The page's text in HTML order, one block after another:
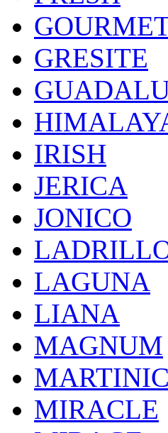
GRESITE
IRISH
JERICA
JONICO
LAGUNA
LIANA
MAGNUM
MIRACLE